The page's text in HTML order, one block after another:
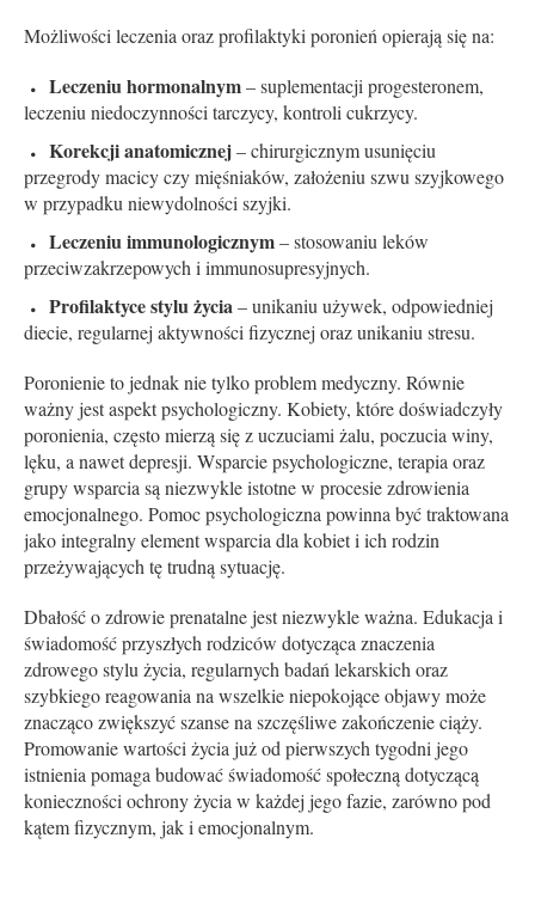
Możliwości leczenia oraz profilaktyki poronień opierają się na:
Leczeniu hormonalnym– suplementacji progesteronem,
leczeniu niedoczynności tarczycy, kontroli cukrzycy.
Korekcji anatomicznej– chirurgicznym usunięciu
przegrody macicy czy mięśniaków, założeniu szwu szyjkowego
w przypadku niewydolności szyjki.
Leczeniu immunologicznym– stosowaniu leków
przeciwzakrzepowych i immunosupresyjnych.
Profilaktyce stylu życia– unikaniu używek, odpowiedniej
diecie, regularnej aktywności fizycznej oraz unikaniu stresu.
Poronienie to jednak nie tylko problem medyczny. Równie
ważny jest aspekt psychologiczny. Kobiety, które doświadczyły
poronienia, często mierzą się z uczuciami żalu, poczucia winy,
lęku, a nawet depresji. Wsparcie psychologiczne, terapia oraz
grupy wsparcia są niezwykle istotne w procesie zdrowienia
emocjonalnego. Pomoc psychologiczna powinna być traktowana
jako integralny element wsparcia dla kobiet i ich rodzin
przeżywających tę trudną sytuację.
Dbałość o zdrowie prenatalne jest niezwykle ważna. Edukacja i
świadomość przyszłych rodziców dotycząca znaczenia
zdrowego stylu życia, regularnych badań lekarskich oraz
szybkiego reagowania na wszelkie niepokojące objawy może
znacząco zwiększyć szanse na szczęśliwe zakończenie ciąży.
Promowanie wartości życia już od pierwszych tygodni jego
istnienia pomaga budować świadomość społeczną dotyczącą
konieczności ochrony życia w każdej jego fazie, zarówno pod
kątem fizycznym, jak i emocjonalnym.